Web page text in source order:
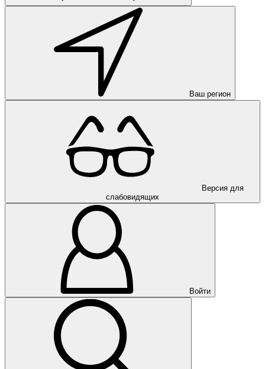
Ваш регион
Версия для
слабовидящих
Войти